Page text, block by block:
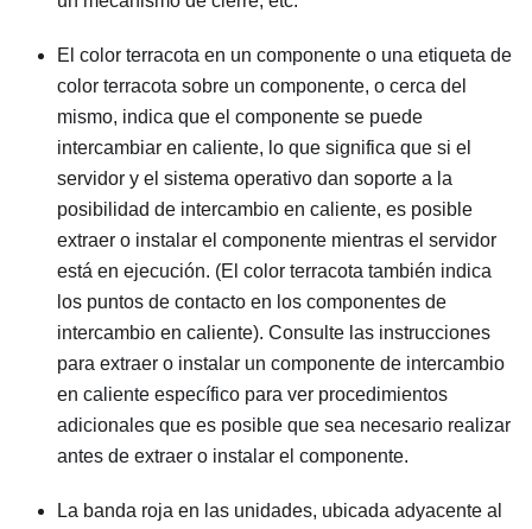
El color terracota en un componente o una etiqueta de
color terracota sobre un componente, o cerca del
mismo, indica que el componente se puede
intercambiar en caliente, lo que significa que si el
servidor y el sistema operativo dan soporte a la
posibilidad de intercambio en caliente, es posible
extraer o instalar el componente mientras el servidor
está en ejecución. (El color terracota también indica
los puntos de contacto en los componentes de
intercambio en caliente). Consulte las instrucciones
para extraer o instalar un componente de intercambio
en caliente específico para ver procedimientos
adicionales que es posible que sea necesario realizar
antes de extraer o instalar el componente.
La banda roja en las unidades, ubicada adyacente al